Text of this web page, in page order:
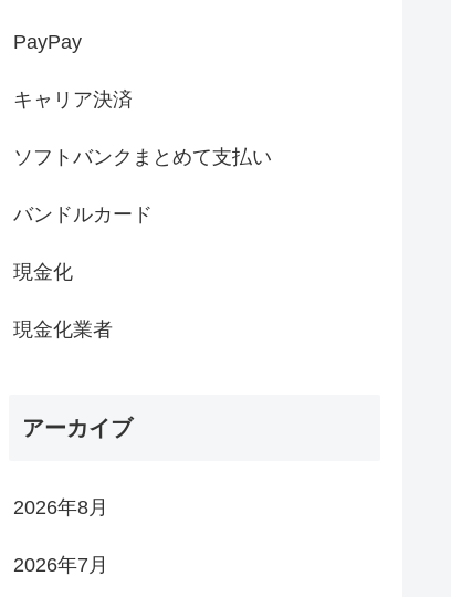
PayPay
キャリア決済
ソフトバンクまとめて支払い
バンドルカード
現金化
現金化業者
アーカイブ
2026年8月
2026年7月